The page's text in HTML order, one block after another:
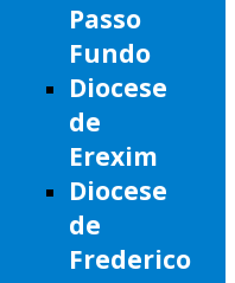
Passo
Fundo
Diocese
de
Erexim
Diocese
de
Frederico